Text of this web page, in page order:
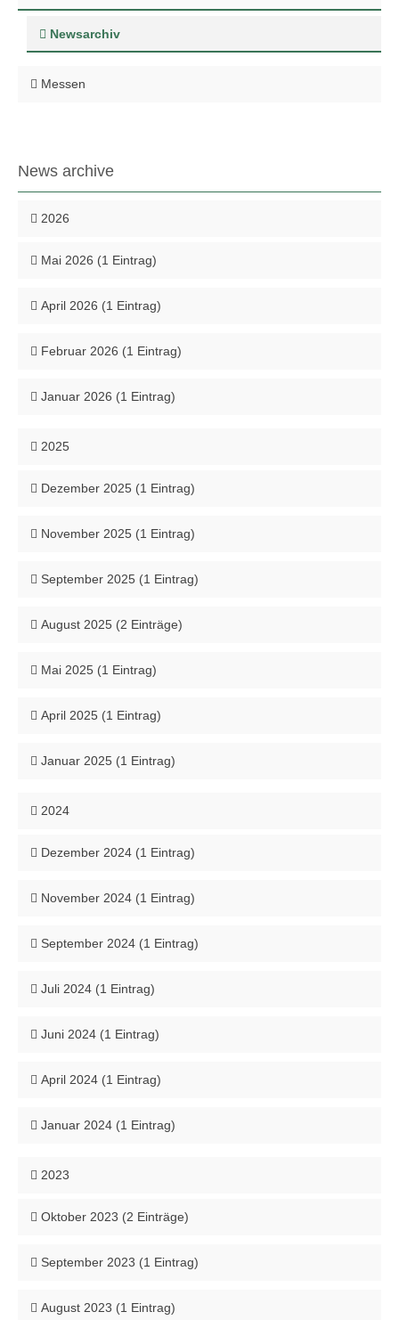
Newsarchiv
Messen
News archive
2026
Mai 2026 (1 Eintrag)
April 2026 (1 Eintrag)
Februar 2026 (1 Eintrag)
Januar 2026 (1 Eintrag)
2025
Dezember 2025 (1 Eintrag)
November 2025 (1 Eintrag)
September 2025 (1 Eintrag)
August 2025 (2 Einträge)
Mai 2025 (1 Eintrag)
April 2025 (1 Eintrag)
Januar 2025 (1 Eintrag)
2024
Dezember 2024 (1 Eintrag)
November 2024 (1 Eintrag)
September 2024 (1 Eintrag)
Juli 2024 (1 Eintrag)
Juni 2024 (1 Eintrag)
April 2024 (1 Eintrag)
Januar 2024 (1 Eintrag)
2023
Oktober 2023 (2 Einträge)
September 2023 (1 Eintrag)
August 2023 (1 Eintrag)